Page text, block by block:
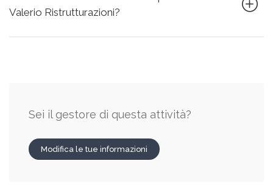
Valerio Ristrutturazioni?
Sei il gestore di questa attività?
Modifica le tue informazioni